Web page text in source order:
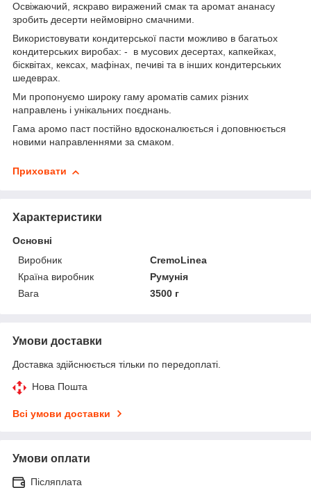
Освіжаючий, яcкраво виражений смак та аромат ананасу
зробить десерти неймовірно смачними.
Використовувати кондитерської пасти можливо в багатьох
кондитерських виробах: - в мусових десертах, капкейках,
бісквітах, кексах, мафінах, печиві та в інших кондитерських
шедеврах.
Ми пропонуємо широку гаму ароматів самих різних
направлень і унікальних поєднань.
Гама аромо паст постійно вдосконалюється і доповнюється
новими направленнями за смаком.
Приховати
Характеристики
Основні
Виробник
CremoLinea
Країна виробник
Румунія
Вага
3500 г
Умови доставки
Доставка здійснюється тільки по передоплаті.
Нова Пошта
Всі умови доставки
Умови оплати
Післяплата